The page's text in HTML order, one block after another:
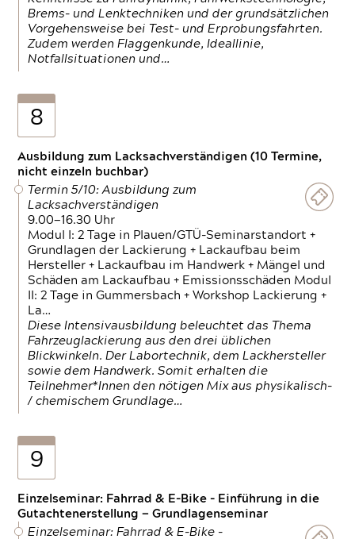
Brems- und Lenktechniken und der grundsätzlichen
Vorgehensweise bei Test- und Erprobungsfahrten.
Zudem werden Flaggenkunde, Ideallinie,
Notfallsituationen und…
8
Ausbildung zum Lacksachverständigen (10 Termine,
nicht einzeln buchbar)
Termin 5/10: Ausbildung zum
Lacksachverständigen
9.00—16.30 Uhr
Modul I: 2 Tage in Plauen/GTÜ-Seminarstandort +
Grundlagen der Lackierung + Lackaufbau beim
Hersteller + Lackaufbau im Handwerk + Mängel und
Schäden am Lackaufbau + Emissionsschäden Modul
II: 2 Tage in Gummersbach + Workshop Lackierung +
La…
Diese Intensivausbildung beleuchtet das Thema
Fahrzeuglackierung aus den drei üblichen
Blickwinkeln. Der Labortechnik, dem Lackhersteller
sowie dem Handwerk. Somit erhalten die
Teilnehmer*Innen den nötigen Mix aus physikalisch-
/ chemischem Grundlage…
9
Einzelseminar: Fahrrad & E-Bike - Einführung in die
Gutachtenerstellung — Grundlagenseminar
Einzelseminar: Fahrrad & E-Bike -